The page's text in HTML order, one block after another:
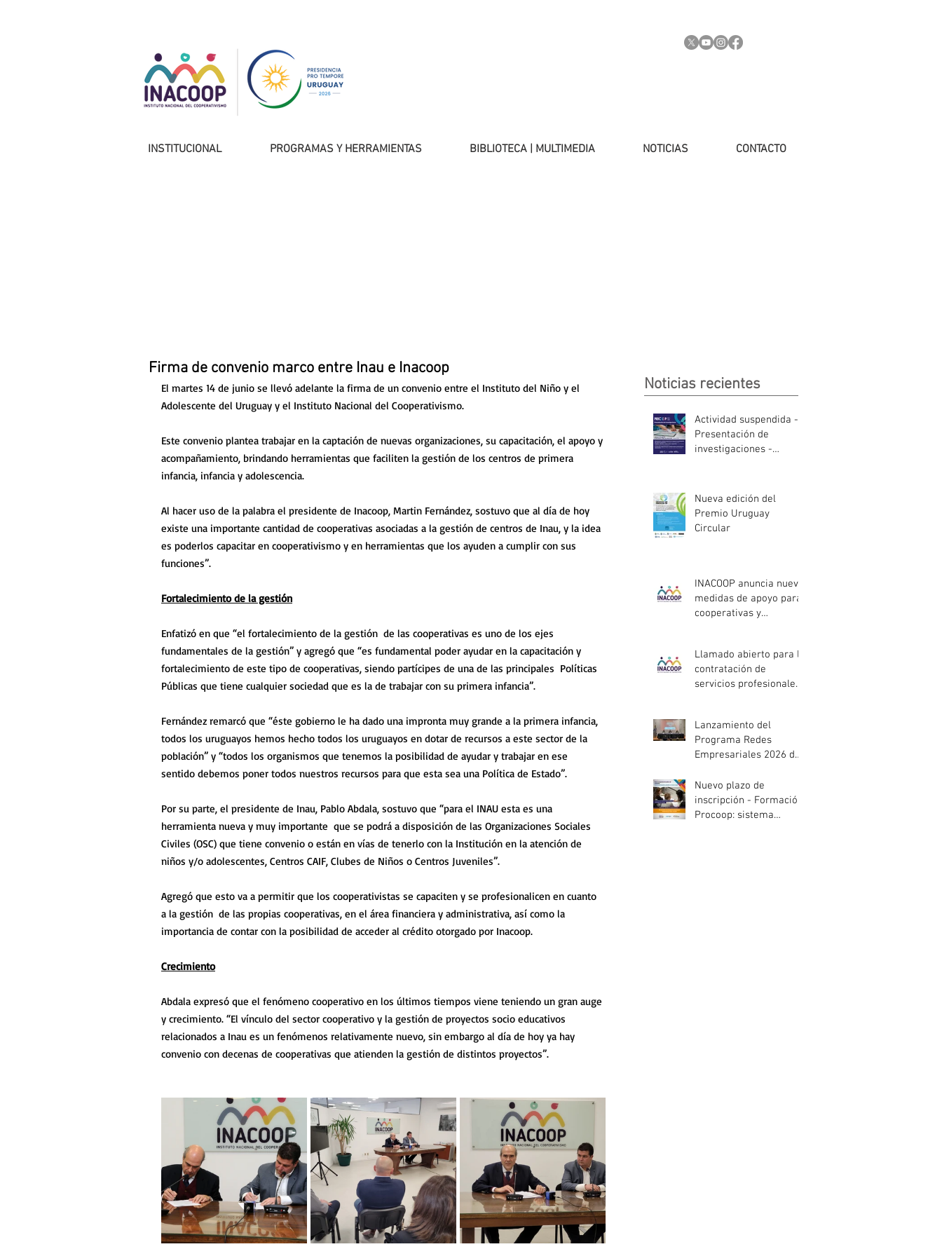
INSTITUCIONAL PROGRAMAS Y HERRAMIENTAS BIBLIOTECA | MULTIMEDIA NOTICIAS CONTACTO
Firma de convenio marco entre Inau e Inacoop
El martes 14 de junio se llevó adelante la firma de un convenio entre el Instituto del Niño y el
Adolescente del Uruguay y el Instituto Nacional del Cooperativismo.
Este convenio plantea trabajar en la captación de nuevas organizaciones, su capacitación, el apoyo y
acompañamiento, brindando herramientas que faciliten la gestión de los centros de primera
infancia, infancia y adolescencia.
Al hacer uso de la palabra el presidente de Inacoop, Martin Fernández, sostuvo que al día de hoy
existe una importante cantidad de cooperativas asociadas a la gestión de centros de Inau, y la idea
es poderlos capacitar en cooperativismo y en herramientas que los ayuden a cumplir con sus
funciones”.
Fortalecimiento de la gestión
Enfatizó en que “el fortalecimiento de la gestión  de las cooperativas es uno de los ejes
fundamentales de la gestión” y agregó que “es fundamental poder ayudar en la capacitación y
fortalecimiento de este tipo de cooperativas, siendo partícipes de una de las principales  Políticas
Públicas que tiene cualquier sociedad que es la de trabajar con su primera infancia”.
Fernández remarcó que “éste gobierno le ha dado una impronta muy grande a la primera infancia,
todos los uruguayos hemos hecho todos los uruguayos en dotar de recursos a este sector de la
población” y “todos los organismos que tenemos la posibilidad de ayudar y trabajar en ese
sentido debemos poner todos nuestros recursos para que esta sea una Política de Estado”.
Por su parte, el presidente de Inau, Pablo Abdala, sostuvo que “para el INAU esta es una
herramienta nueva y muy importante  que se podrá a disposición de las Organizaciones Sociales
Civiles (OSC) que tiene convenio o están en vías de tenerlo con la Institución en la atención de
niños y/o adolescentes, Centros CAIF, Clubes de Niños o Centros Juveniles”.
Agregó que esto va a permitir que los cooperativistas se capaciten y se profesionalicen en cuanto
a la gestión  de las propias cooperativas, en el área financiera y administrativa, así como la
importancia de contar con la posibilidad de acceder al crédito otorgado por Inacoop.
Crecimiento
Abdala expresó que el fenómeno cooperativo en los últimos tiempos viene teniendo un gran auge
y crecimiento. “El vínculo del sector cooperativo y la gestión de proyectos socio educativos
relacionados a Inau es un fenómenos relativamente nuevo, sin embargo al día de hoy ya hay
convenio con decenas de cooperativas que atienden la gestión de distintos proyectos”.
Noticias recientes
Actividad suspendida -
Presentación de
investigaciones -
Nueva edición del
Premio Uruguay
Circular
INACOOP anuncia nueve
medidas de apoyo para
cooperativas y
afectadas por el
temporal
Llamado abierto para la
contratación de
servicios profesionales
Lanzamiento del
Programa Redes
Empresariales 2026 de
Nuevo plazo de
inscripción - Formación
Procoop: sistema